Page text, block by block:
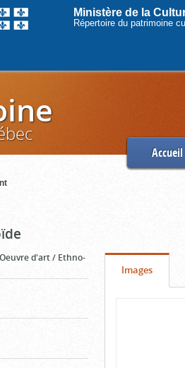
Ministère de la
Répertoire du patrimoine
Accueil
d'art / Ethno-
Onglet
Images(cliquer
pour